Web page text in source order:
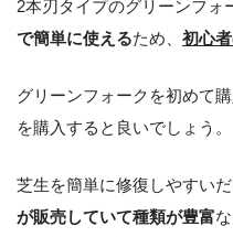
2本刃タイプのグリーンフォ
で簡単に使えるため、 初心
グリーンフォークを初めて
を購入すると良いでしょう。
芝生を簡単に修復しやすいだ
が販売していて種類が豊富